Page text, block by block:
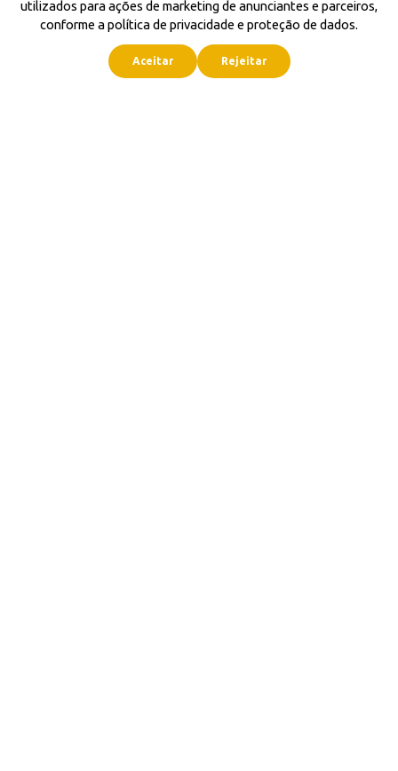
utilizados para ações de marketing de anunciantes e parceiros,
conforme a política de privacidade e proteção de dados.
Aceitar Rejeitar